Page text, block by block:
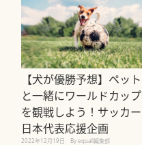
【犬が優勝予想】ペット
と一緒にワールドカップ
を観戦しよう！サッカー
日本代表応援企画
2022年12月19日 By equall編集部